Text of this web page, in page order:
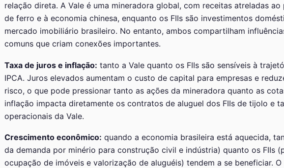
relação direta. A Vale é uma mineradora global, com receitas atreladas
de ferro e à economia chinesa, enquanto os FIIs são investimentos
mercado imobiliário brasileiro. No entanto, ambos compartilham
comuns que criam conexões importantes.
Taxa de juros e inflação: tanto a Vale quanto os FIIs são sensíveis à
IPCA. Juros elevados aumentam o custo de capital para empresas e
risco, o que pode pressionar tanto as ações da mineradora quanto as
inflação impacta diretamente os contratos de aluguel dos FIIs de tijolo e
operacionais da Vale.
Crescimento econômico: quando a economia brasileira está aquecida,
da demanda por minério para construção civil e indústria) quanto os FIIs
ocupação de imóveis e valorização de aluguéis) tendem a se beneficiar. O